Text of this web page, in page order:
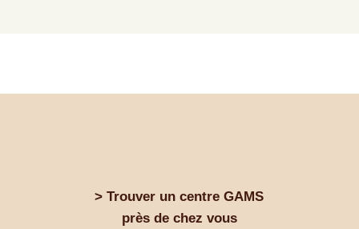
> Trouver un centre GAMS
près de chez vous